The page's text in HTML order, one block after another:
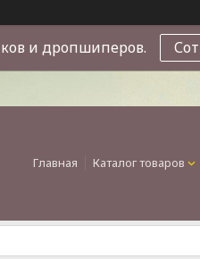
и дропшиперов.
Главная Каталог товаров